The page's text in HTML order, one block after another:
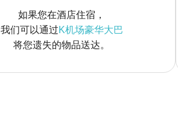
如果您在酒店住宿，
我们可以通过K机场豪华大巴
将您遗失的物品送达。